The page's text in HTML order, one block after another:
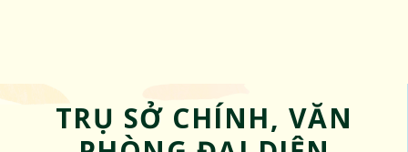
TRỤ SỞ CHÍNH, VĂN